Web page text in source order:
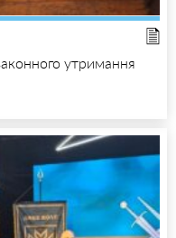
утримання